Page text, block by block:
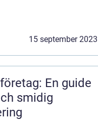
15 september 2023
En guide
smidig